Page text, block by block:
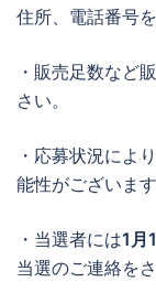
住所、電話番号
・販売足数など
さい。
・応募状況によ
能性がございます
・当選者には1月
当選のご連絡を